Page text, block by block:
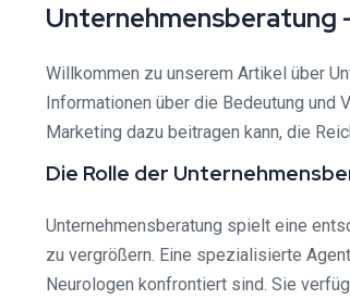
Unternehmensberatung
Willkommen zu unserem Artikel über
Informationen über die Bedeutung und
Marketing dazu beitragen kann, die
Die Rolle der
Unternehmensberatung spielt eine
zu vergrößern. Eine spezialisierte
Neurologen konfrontiert sind. Sie